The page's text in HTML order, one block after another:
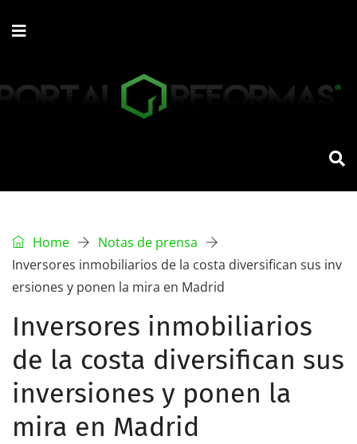
Home
Notas de prensa
Inversores inmobiliarios de la costa diversifican sus inv
ersiones y ponen la mira en Madrid
Inversores inmobiliarios
de la costa diversifican sus
inversiones y ponen la
mira en Madrid